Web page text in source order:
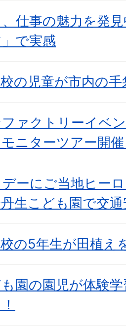
仕事の魅力を発
で実感
の児童が市内の
ァクトリーイベ
ニターツアー開
ーにご当地ヒー
生こども園で交
の5年生が田植え
園の園児が体験